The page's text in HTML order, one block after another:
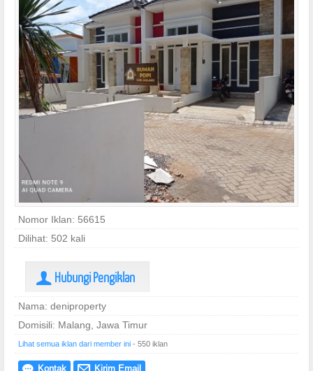
Nomor Iklan: 56615
Dilihat: 502 kali
U Hubungi Pengiklan
Nama: deniproperty
Domisili: Malang, Jawa Timur
Lihat semua iklan dari member ini - 550 iklan
Kontak Kirim Email